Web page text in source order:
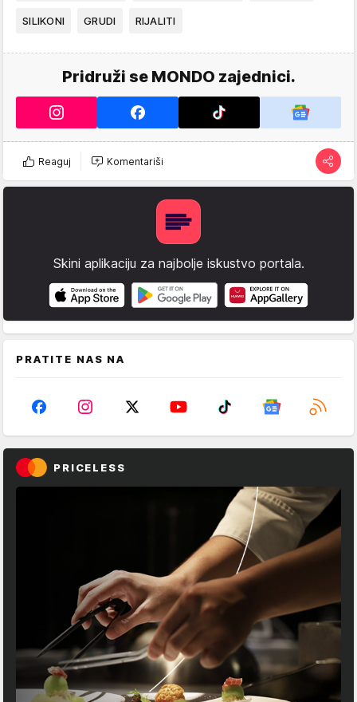
SILIKONI GRUDI RIJALITI
Pridruži se MONDO zajednici.
Reaguj Komentariši
Skini aplikaciju za najbolje iskustvo portala.
PRATITE NAS NA
PRICELESS